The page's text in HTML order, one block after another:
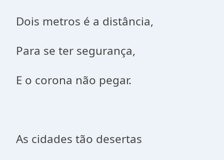
Dois metros é a distância,
Para se ter segurança,
E o corona não pegar.
As cidades tão desertas